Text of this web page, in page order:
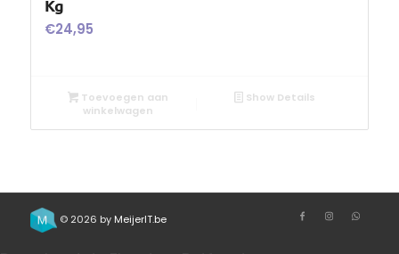
Kg
€24,95
Toevoegen aan
winkelwagen
Show Details
© 2026 by MeijerIT.be